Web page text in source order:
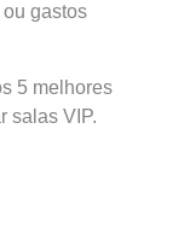
gastos
5 melhores
salas VIP.